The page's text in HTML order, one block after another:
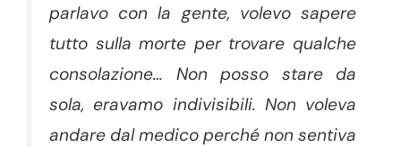
parlavo con la gente, volevo sapere
tutto sulla morte per trovare qualche
consolazione… Non posso stare da
sola, eravamo indivisibili. Non voleva
andare dal medico perché non sentiva